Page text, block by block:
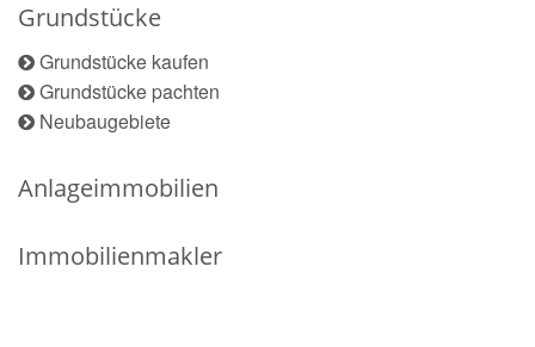
Grundstücke
Grundstücke kaufen
Grundstücke pachten
Neubaugebiete
Anlageimmobilien
Immobilienmakler